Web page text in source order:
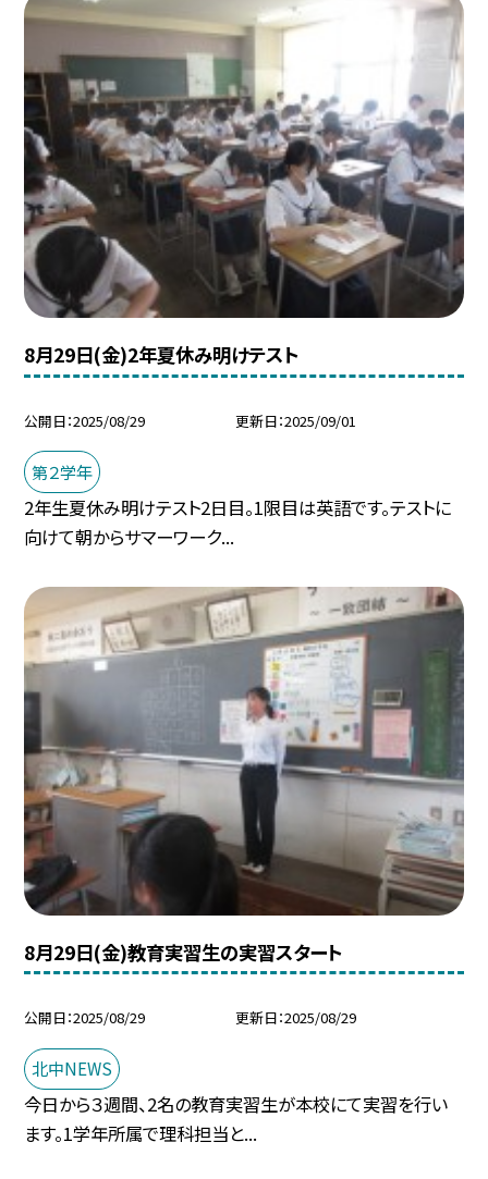
8月29日(金)2年夏休み明けテスト
公開日 2025/08/29 更新日 2025/09/01
第２学年
2年生夏休み明けテスト2日目。1限目は英語です。テストに
向けて朝からサマーワーク...
8月29日(金)教育実習生の実習スタート
公開日 2025/08/29 更新日 2025/08/29
北中NEWS
今日から３週間、2名の教育実習生が本校にて実習を行い
ます。1学年所属で理科担当と...